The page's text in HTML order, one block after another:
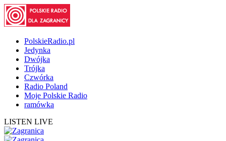
PolskieRadio.pl
Jedynka
Dwójka
Trójka
Czwórka
Radio Poland
Moje Polskie Radio
ramówka
LISTEN LIVE